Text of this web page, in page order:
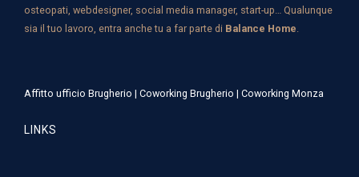
osteopati, webdesigner, social media manager, start-up… Qualunque
sia il tuo lavoro, entra anche tu a far parte di Balance Home.
Affitto ufficio Brugherio | Coworking Brugherio | Coworking Monza
LINKS